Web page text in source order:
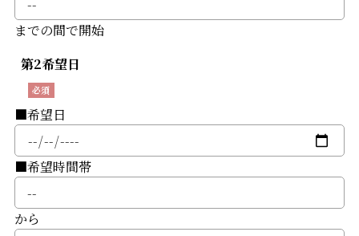
までの間で開始
第2希望日
■希望日
■希望時間帯
から